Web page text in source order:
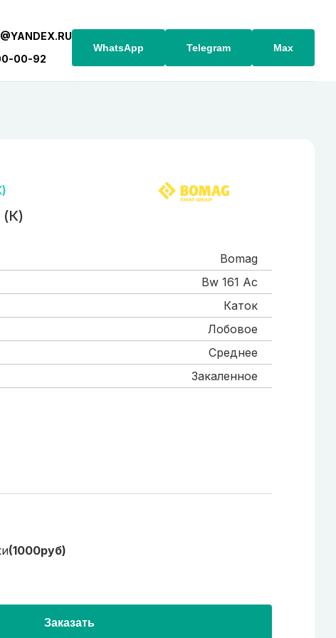
00-92
WhatsApp Telegram Max
(К)
Bomag
Bw 161 Ac
Каток
Лобовое
Среднее
Закаленное
(1000руб)
Заказать